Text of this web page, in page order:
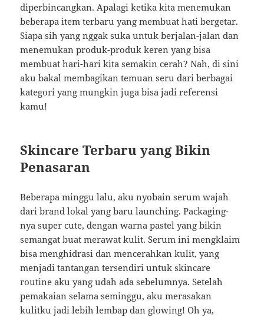
diperbincangkan. Apalagi ketika kita menemukan
beberapa item terbaru yang membuat hati bergetar.
Siapa sih yang nggak suka untuk berjalan-jalan dan
menemukan produk-produk keren yang bisa
membuat hari-hari kita semakin cerah? Nah, di sini
aku bakal membagikan temuan seru dari berbagai
kategori yang mungkin juga bisa jadi referensi
kamu!
Skincare Terbaru yang Bikin
Penasaran
Beberapa minggu lalu, aku nyobain serum wajah
dari brand lokal yang baru launching. Packaging-
nya super cute, dengan warna pastel yang bikin
semangat buat merawat kulit. Serum ini mengklaim
bisa menghidrasi dan mencerahkan kulit, yang
menjadi tantangan tersendiri untuk skincare
routine aku yang udah ada sebelumnya. Setelah
pemakaian selama seminggu, aku merasakan
kulitku jadi lebih lembap dan glowing! Oh ya,